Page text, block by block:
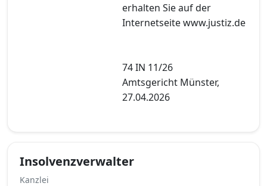
erhalten Sie auf der
Internetseite www.justiz.de
74 IN 11/26
Amtsgericht Münster,
27.04.2026
Insolvenzverwalter
Kanzlei